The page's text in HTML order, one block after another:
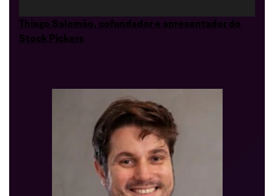
Thiago Salomão, cofundador e apresentador do
Stock Pickers